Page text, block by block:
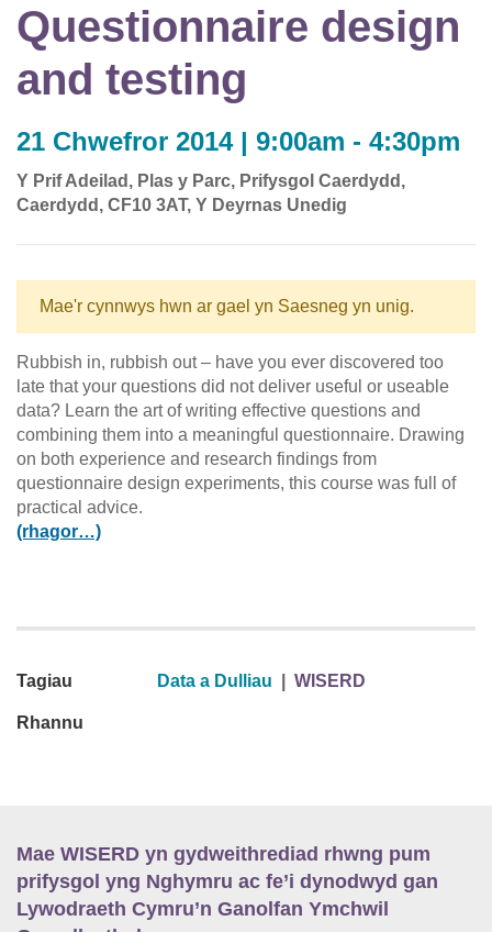
Questionnaire design
and testing
21 Chwefror 2014 | 9:00am - 4:30pm
Y Prif Adeilad, Plas y Parc, Prifysgol Caerdydd,
Caerdydd, CF10 3AT, Y Deyrnas Unedig
Mae'r cynnwys hwn ar gael yn Saesneg yn unig.
Rubbish in, rubbish out – have you ever discovered too
late that your questions did not deliver useful or useable
data? Learn the art of writing effective questions and
combining them into a meaningful questionnaire. Drawing
on both experience and research findings from
questionnaire design experiments, this course was full of
practical advice.
(rhagor…)
Tagiau Data a Dulliau WISERD
Rhannu
Mae WISERD yn gydweithrediad rhwng pum
prifysgol yng Nghymru ac fe’i dynodwyd gan
Lywodraeth Cymru’n Ganolfan Ymchwil